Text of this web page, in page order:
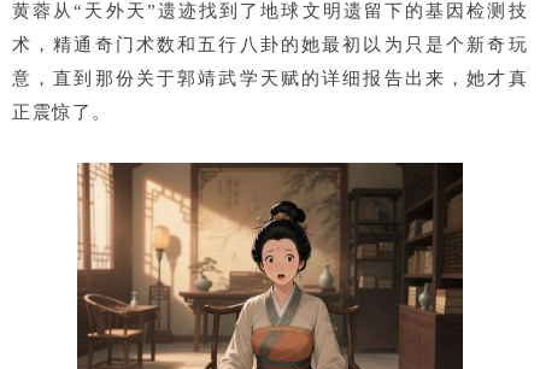
黄蓉从“天外天”遗迹找到了地球文明遗留下的基因检测技
术，精通奇门术数和五行八卦的她最初以为只是个新奇玩
意，直到那份关于郭靖武学天赋的详细报告出来，她才真
正震惊了。